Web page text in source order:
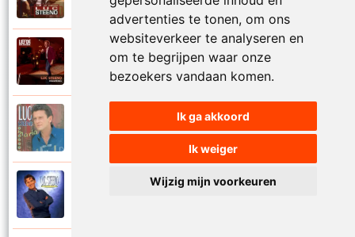
advertenties te tonen, om ons
websiteverkeer te analyseren en
om te begrijpen waar onze
bezoekers vandaan komen.
Ik ga akkoord
Ik weiger
Wijzig mijn voorkeuren
Liefde wint het toch altijd
Luc Steeno
Maandag